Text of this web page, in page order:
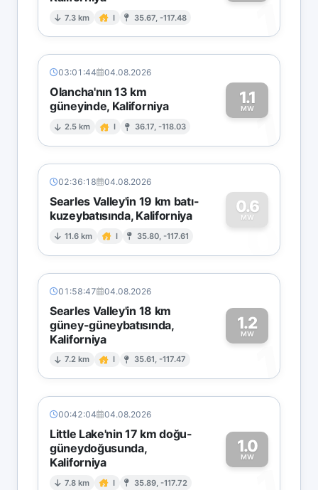
7.3 km I 35.67, -117.48 1
03:01:44 04.08.2026
Olancha'nın 13 km
güneyinde, Kaliforniya
2.5 km I 36.17, -118.03
1.1
MW1
02:36:18 04.08.2026
Searles Valley'in 19 km batı-
kuzeybatısında, Kaliforniya
11.6 km I 35.80, -117.61
0.6
MW
0
01:58:47 04.08.2026
Searles Valley'in 18 km
güney-güneybatısında,
Kaliforniya
7.2 km I 35.61, -117.47
1.2
MW
1
00:42:04 04.08.2026
Little Lake'nin 17 km doğu-
güneydoğusunda,
Kaliforniya
7.8 km I 35.89, -117.72
1.0
MW